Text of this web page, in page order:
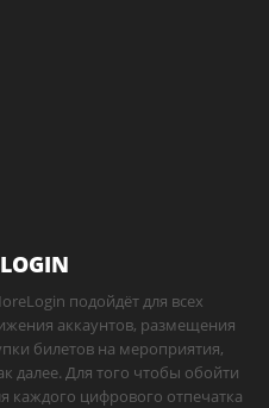
подойдёт для всех
аккаунтов, размещения
билетов на мероприятия,
далее. Для того чтобы обойти
каждого цифрового отпечатка